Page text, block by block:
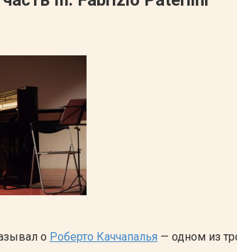
о Роберто Каччапалья — одном из